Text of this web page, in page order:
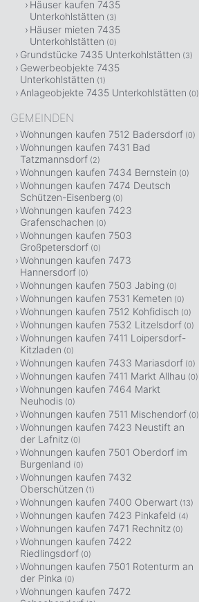
Häuser kaufen 7435
Unterkohlstätten (3)
Häuser mieten 7435
Unterkohlstätten (0)
Grundstücke 7435 Unterkohlstätten (3)
Gewerbeobjekte 7435
Unterkohlstätten (1)
Anlageobjekte 7435 Unterkohlstätten (0)
GEMEINDEN
Wohnungen kaufen 7512 Badersdorf (0)
Wohnungen kaufen 7431 Bad
Tatzmannsdorf (2)
Wohnungen kaufen 7434 Bernstein (0)
Wohnungen kaufen 7474 Deutsch
Schützen-Eisenberg (0)
Wohnungen kaufen 7423
Grafenschachen (0)
Wohnungen kaufen 7503
Großpetersdorf (0)
Wohnungen kaufen 7473
Hannersdorf (0)
Wohnungen kaufen 7503 Jabing (0)
Wohnungen kaufen 7531 Kemeten (0)
Wohnungen kaufen 7512 Kohfidisch (0)
Wohnungen kaufen 7532 Litzelsdorf (0)
Wohnungen kaufen 7411 Loipersdorf-
Kitzladen (0)
Wohnungen kaufen 7433 Mariasdorf (0)
Wohnungen kaufen 7411 Markt Allhau (0)
Wohnungen kaufen 7464 Markt
Neuhodis (0)
Wohnungen kaufen 7511 Mischendorf (0)
Wohnungen kaufen 7423 Neustift an
der Lafnitz (0)
Wohnungen kaufen 7501 Oberdorf im
Burgenland (0)
Wohnungen kaufen 7432
Oberschützen (1)
Wohnungen kaufen 7400 Oberwart (13)
Wohnungen kaufen 7423 Pinkafeld (4)
Wohnungen kaufen 7471 Rechnitz (0)
Wohnungen kaufen 7422
Riedlingsdorf (0)
Wohnungen kaufen 7501 Rotenturm an
der Pinka (0)
Wohnungen kaufen 7472